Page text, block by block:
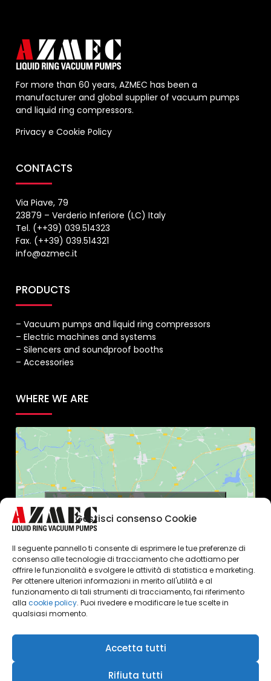
Gestisci consenso Cookie
Il seguente pannello ti consente di esprimere le tue preferenze di
consenso alle tecnologie di tracciamento che adottiamo per
offrire le funzionalità e svolgere le attività di statistica e marketing.
Per ottenere ulteriori informazioni in merito all'utilità e al
funzionamento di tali strumenti di tracciamento, fai riferimento
alla cookie policy. Puoi rivedere e modificare le tue scelte in
qualsiasi momento.
Accetta tutti
Rifiuta tutti
For more than 60 years, AZMEC has been a
manufacturer and global supplier of vacuum pumps
and liquid ring compressors.
Privacy eCookie Policy
CONTACTS
Via Piave, 79
23879 – Verderio Inferiore (LC) Italy
Tel. (++39) 039.514323
Fax. (++39) 039.514321
info@azmec.it
PRODUCTS
– Vacuum pumps and liquid ring compressors
– Electric machines and systems
– Silencers and soundproof booths
– Accessories
WHERE WE ARE
Click to accept marketing cookies and
enable this content